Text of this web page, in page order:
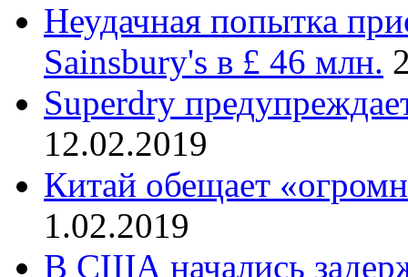
Неудачная попытка
Sainsbury's в £ 46 млн.
Superdry
12.02.2019
Китай обещает
1.02.2019
В США начались